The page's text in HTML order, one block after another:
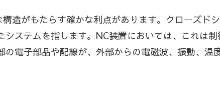
造がもたらす確かな利点があります。クローズド
ステムを指します。NC装置においては、これは
電子部品や配線が、外部からの電磁波、振動、温